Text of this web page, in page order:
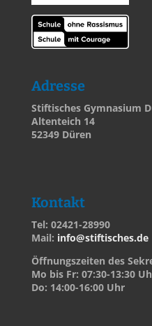
Adresse
Stiftisches Gymnasium
Altenteich 14
52349 Düren
Kontakt
Tel: 02421-28990
Mail: info@stiftisches.de
Öffnungszeiten des
Mo bis Fr: 07:30-13:30
Do: 14:00-16:00 Uhr